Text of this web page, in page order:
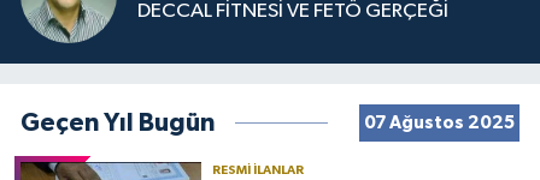
DECCAL FİTNESİ VE FETÖ GERÇEĞİ
Geçen Yıl Bugün 07 Ağustos 2025
RESMI İLANLAR